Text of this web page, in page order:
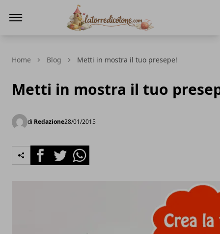
Home Blog Metti in mostra il tuo presepe!
Metti in mostra il tuo
di Redazione28/01/2015
FacebookTwitterWhatsapp